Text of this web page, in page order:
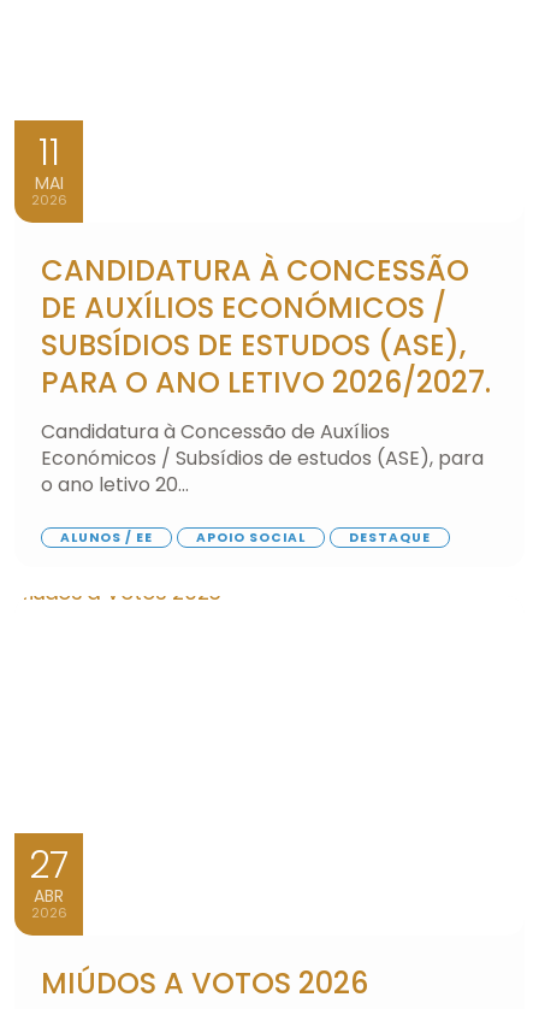
11
MAI
2026
CANDIDATURA À CONCESSÃO
DE AUXÍLIOS ECONÓMICOS /
SUBSÍDIOS DE ESTUDOS (ASE),
PARA O ANO LETIVO 2026/2027.
Candidatura à Concessão de Auxílios
Económicos / Subsídios de estudos (ASE), para
o ano letivo 20...
ALUNOS / EE APOIO SOCIAL DESTAQUE
27
ABR
2026
MIÚDOS A VOTOS 2026